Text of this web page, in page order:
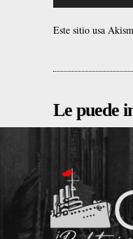
Este sitio usa
Le puede